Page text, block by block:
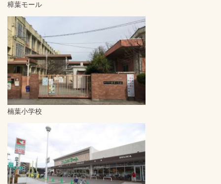
樟葉モール
楠葉小学校